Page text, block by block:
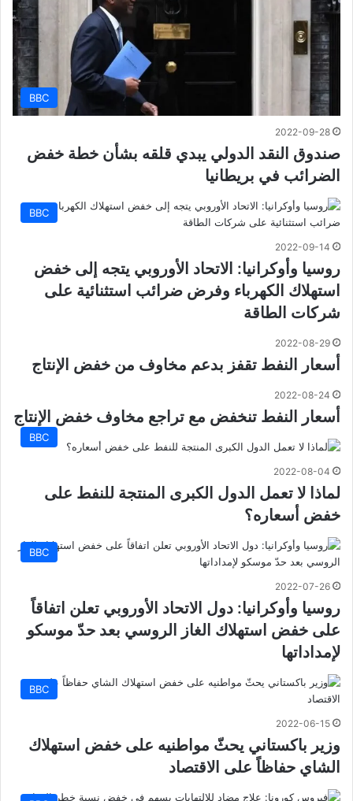
BBC
2022-09-28
صندوق النقد الدولي يبدي قلقه بشأن خطة خفض
الضرائب في بريطانيا
BBC
2022-09-14
روسيا وأوكرانيا: الاتحاد الأوروبي يتجه إلى خفض
استهلاك الكهرباء وفرض ضرائب استثنائية على
شركات الطاقة
2022-08-29
أسعار النفط تقفز بدعم مخاوف من خفض الإنتاج
2022-08-24
أسعار النفط تنخفض مع تراجع مخاوف خفض الإنتاج
BBC
2022-08-04
لماذا لا تعمل الدول الكبرى المنتجة للنفط على
خفض أسعاره؟
BBC
2022-07-26
روسيا وأوكرانيا: دول الاتحاد الأوروبي تعلن اتفاقاً
على خفض استهلاك الغاز الروسي بعد حدّ موسكو
لإمداداتها
BBC
2022-06-15
وزير باكستاني يحثّ مواطنيه على خفض استهلاك
الشاي حفاظاً على الاقتصاد